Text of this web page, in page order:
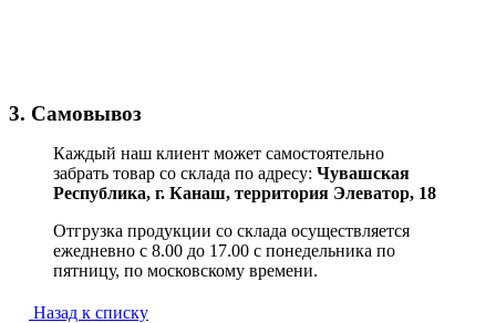
3. Самовывоз
Каждый наш клиент может самостоятельно
забрать товар со склада по адресу: Чувашская
Республика, г. Канаш, территория Элеватор, 18
Отгрузка продукции со склада осуществляется
ежедневно с 8.00 до 17.00 с понедельника по
пятницу, по московскому времени.
Назад к списку